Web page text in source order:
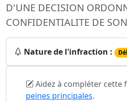
D'UNE DECISION
CONFIDENTIALITE DE
Nature de l'infraction :
Aidez à compléter cette
peines principales.